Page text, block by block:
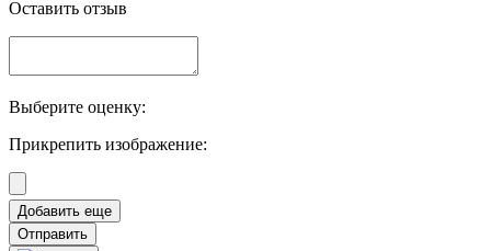
Оставить отзыв
Выберите оценку:
Прикрепить изображение:
Отправить